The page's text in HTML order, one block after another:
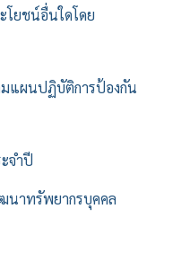
โยชน์อื่นใดโดย
มแผนปฏิบัติการป้องกัน
จำปี
นาทรัพยากรบุคคล